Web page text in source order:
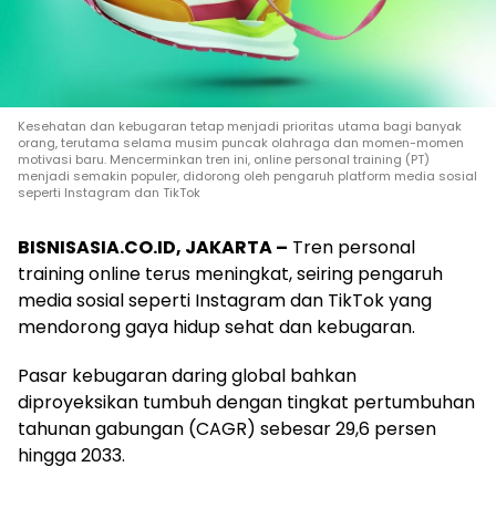
Kesehatan dan kebugaran tetap menjadi prioritas utama bagi banyak
orang, terutama selama musim puncak olahraga dan momen-momen
motivasi baru. Mencerminkan tren ini, online personal training (PT)
menjadi semakin populer, didorong oleh pengaruh platform media sosial
seperti Instagram dan TikTok
BISNISASIA.CO.ID, JAKARTA – Tren personal
training online terus meningkat, seiring pengaruh
media sosial seperti Instagram dan TikTok yang
mendorong gaya hidup sehat dan kebugaran.
Pasar kebugaran daring global bahkan
diproyeksikan tumbuh dengan tingkat pertumbuhan
tahunan gabungan (CAGR) sebesar 29,6 persen
hingga 2033.